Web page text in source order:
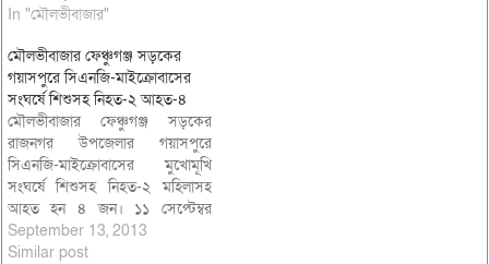
In "মৌলভীবাজার"
মৌলভীবাজার ফেঞ্চুগঞ্জ সড়কের
গয়াসপুরে সিএনজি-মাইক্রোবাসের
সংঘর্ষে শিশুসহ নিহত-২ আহত-৪
মৌলভীবাজার ফেঞ্চুগঞ্জ সড়কের
রাজনগর উপজেলার গয়াসপুরে
সিএনজি-মাইক্রোবাসের মুখোমূখি
সংঘর্ষে শিশুসহ নিহত-২ মহিলাসহ
আহত হন ৪ জন। ১১ সেপ্টেম্বর
বুধবার রাত ৯টায় রাজনগর উপজেলার
গয়াসপুর এলাকায় সিলেটগামী
September 13, 2013
Similar post